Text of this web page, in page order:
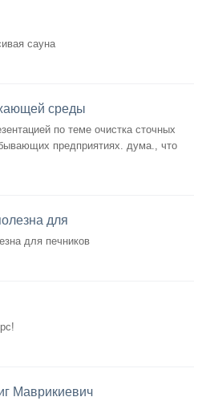
сауна
среды
по теме очистка сточных
предприятиях. дума., что
для
для печников
Маврикиевич